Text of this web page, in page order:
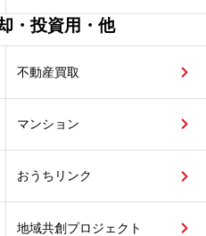
・投資用・他
不動産買取
マンション
おうちリンク
地域共創プロジェクト